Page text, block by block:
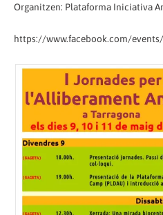
Organitzen: Plataforma Iniciativa
https://www.facebook.com/events/